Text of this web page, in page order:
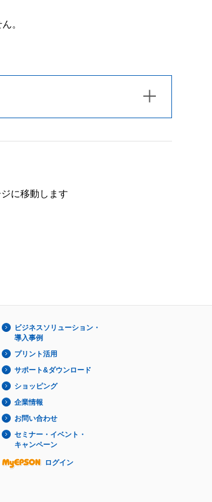
。
に移動します
ビジネスソリューション・
導入事例
プリント活用
サポート&ダウンロード
ショッピング
企業情報
お問い合わせ
セミナー・イベント・
キャンペーン
ログイン